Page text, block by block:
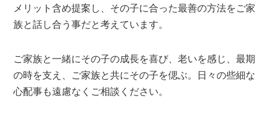
メリット含め提案し、その子に合った最善の方法をご家
族と話し合う事だと考えています。
ご家族と一緒にその子の成長を喜び、老いを感じ、最期
の時を支え、ご家族と共にその子を偲ぶ。日々の些細な
心配事も遠慮なくご相談ください。